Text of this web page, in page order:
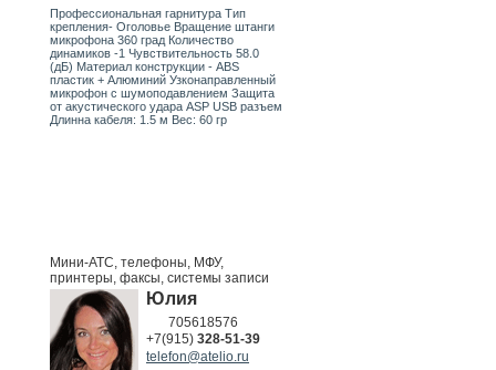
Профессиональная гарнитура Тип
крепления- Оголовье Вращение штанги
микрофона 360 град Количество
динамиков -1 Чувствительность 58.0
(дБ) Материал конструкции - ABS
пластик + Алюминий Узконаправленный
микрофон с шумоподавлением Защита
от акустического удара ASP USB разъем
Длинна кабеля: 1.5 м Вес: 60 гр
Мини-АТС, телефоны, МФУ,
принтеры, факсы, системы записи
Юлия
705618576
+7(915) 328-51-39
telefon@atelio.ru